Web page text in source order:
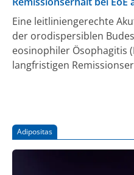
Eine leitliniengerechte
der orodispersiblen
eosinophiler Ösophagitis
langfristigen
Adipositas